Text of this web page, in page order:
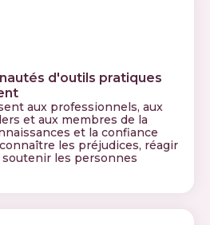
d'outils pratiques
aux professionnels, aux
et aux membres de la
et la confiance
les préjudices, réagir
les personnes